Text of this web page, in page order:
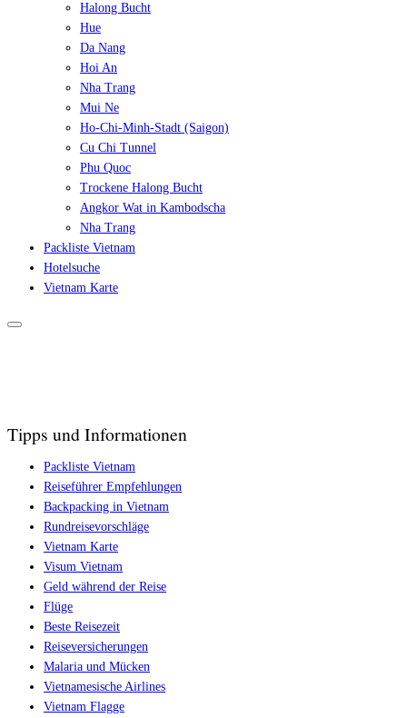
Halong Bucht
Hue
Da Nang
Hoi An
Nha Trang
Mui Ne
Ho-Chi-Minh-Stadt (Saigon)
Cu Chi Tunnel
Phu Quoc
Trockene Halong Bucht
Angkor Wat in Kambodscha
Nha Trang
Packliste Vietnam
Hotelsuche
Vietnam Karte
Tipps und Informationen
Packliste Vietnam
Reiseführer Empfehlungen
Backpacking in Vietnam
Rundreisevorschläge
Vietnam Karte
Visum Vietnam
Geld während der Reise
Flüge
Beste Reisezeit
Reiseversicherungen
Malaria und Mücken
Vietnamesische Airlines
Vietnam Flagge